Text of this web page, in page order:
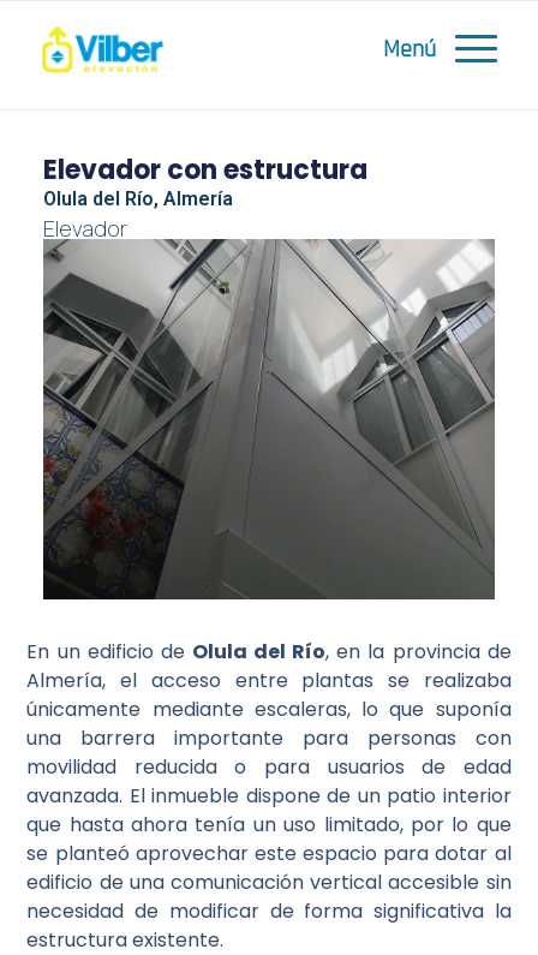
Elevador con estructura
Olula del Río, Almería
Elevador
En un edificio de Olula del Río, en la provincia de
Almería, el acceso entre plantas se realizaba
únicamente mediante escaleras, lo que suponía
una barrera importante para personas con
movilidad reducida o para usuarios de edad
avanzada. El inmueble dispone de un patio interior
que hasta ahora tenía un uso limitado, por lo que
se planteó aprovechar este espacio para dotar al
edificio de una comunicación vertical accesible sin
necesidad de modificar de forma significativa la
estructura existente.